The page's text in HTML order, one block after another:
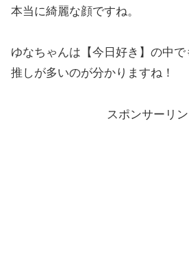
本当に綺麗な顔ですね。
ゆなちゃんは【今日好き】の中で
推しが多いのが分かりますね！
スポンサーリン